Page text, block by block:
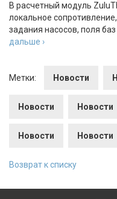
В расчетный модуль
локальное
задания насосов, поля
дальше ›
Метки: Новости
Новости Новости
Новости Новости
Возврат к списку